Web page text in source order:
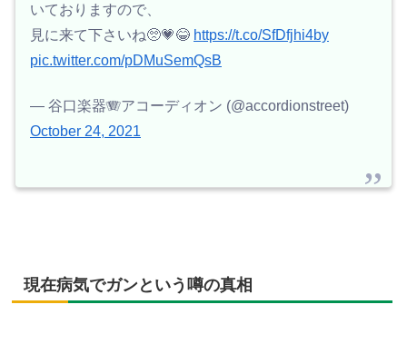
いておりますので、
見に来て下さいね🥺💗😂 https://t.co/SfDfjhi4by
pic.twitter.com/pDMuSemQsB
— 谷口楽器🪗アコーディオン (@accordionstreet)
October 24, 2021
現在病気でガンという噂の真相